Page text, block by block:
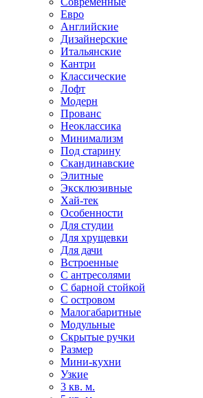
Евро
Английские
Дизайнерские
Итальянские
Кантри
Классические
Лофт
Модерн
Прованс
Неоклассика
Минимализм
Под старину
Скандинавские
Элитные
Эксклюзивные
Хай-тек
Особенности
Для студии
Для хрущевки
Для дачи
Встроенные
С антресолями
С барной стойкой
С островом
Малогабаритные
Модульные
Скрытые ручки
Размер
Мини-кухни
Узкие
3 кв. м.